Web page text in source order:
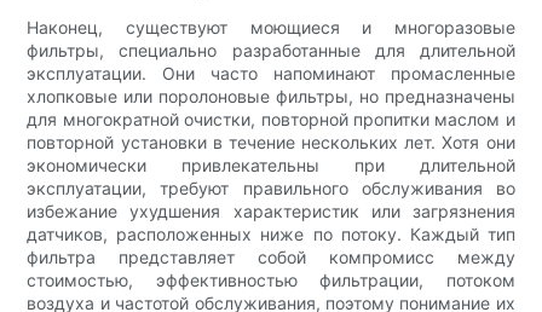
Наконец, существуют моющиеся и многоразовые
фильтры, специально разработанные для длительной
эксплуатации. Они часто напоминают промасленные
хлопковые или поролоновые фильтры, но предназначены
для многократной очистки, повторной пропитки маслом и
повторной установки в течение нескольких лет. Хотя они
экономически привлекательны при длительной
эксплуатации, требуют правильного обслуживания во
избежание ухудшения характеристик или загрязнения
датчиков, расположенных ниже по потоку. Каждый тип
фильтра представляет собой компромисс между
стоимостью, эффективностью фильтрации, потоком
воздуха и частотой обслуживания, поэтому понимание их